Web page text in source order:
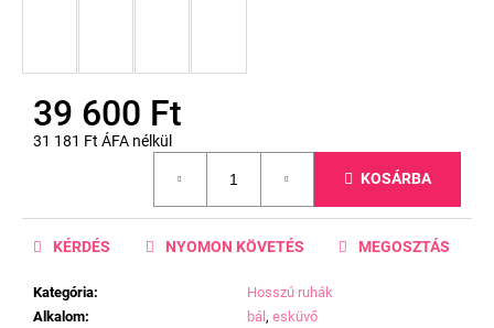
39 600 Ft
31 181 Ft ÁFA nélkül
KOSÁRBA
Kategória:
Hosszú ruhák
Alkalom: bál, esküvő
KÉRDÉS NYOMON KÖVETÉS MEGOSZTÁS